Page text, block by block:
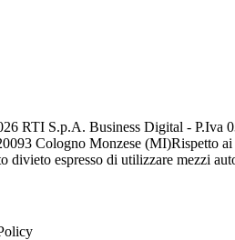
RTI S.p.A. Business Digital - P.Iva
Cologno Monzese (MI)Rispetto
divieto espresso di utilizzare mezzi